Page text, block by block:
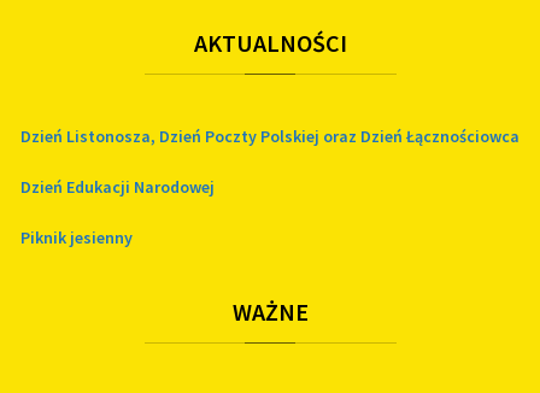
AKTUALNOŚCI
Dzień Listonosza, Dzień Poczty Polskiej oraz Dzień Łącznościowca
Dzień Edukacji Narodowej
Piknik jesienny
WAŻNE